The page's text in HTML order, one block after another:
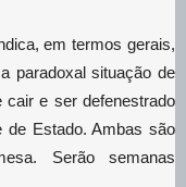
em termos gerais,
paradoxal situação de
cair e ser defenestrado
de Estado. Ambas são
Serão semanas